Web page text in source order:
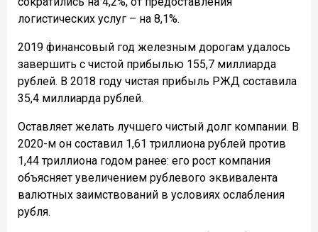
логистических услуг – на 8,1%.
2019 финансовый год железным дорогам удалось
завершить с чистой прибылью 155,7 миллиарда
рублей. В 2018 году чистая прибыль РЖД составила
35,4 миллиарда рублей.
Оставляет желать лучшего чистый долг компании. В
2020-м он составил 1,61 триллиона рублей против
1,44 триллиона годом ранее: его рост компания
объясняет увеличением рублевого эквивалента
валютных заимствований в условиях ослабления
рубля.